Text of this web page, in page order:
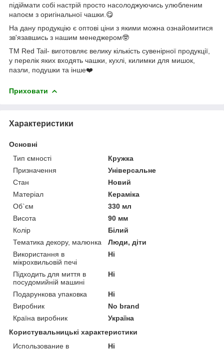
підіймати собі настрій просто насолоджуючись улюбленим
напоєм з оригінальної чашки.😋
На дану продукцію є оптові ціни з якими можна ознайомитися
зв'язавшись з нашим менеджером🤓
ТМ Red Tail- виготовляє велику кількість сувенірної продукції,
у перелік яких входять чашки, кухлі, килимки для мишок,
пазли, подушки та інше❤️
Приховати
Характеристики
Основні
Тип ємності
Кружка
Призначення
Універсальне
Стан
Новий
Матеріал
Кераміка
Об`єм
330 мл
Висота
90 мм
Колір
Білий
Тематика декору, малюнка
Люди, діти
Використання в
мікрохвильовій печі
Ні
Підходить для миття в
посудомийній машині
Ні
Подарункова упаковка
Ні
Виробник
No brand
Країна виробник
Україна
Користувальницькі характеристики
Использование в
Ні